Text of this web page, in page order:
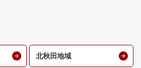
北秋田地域